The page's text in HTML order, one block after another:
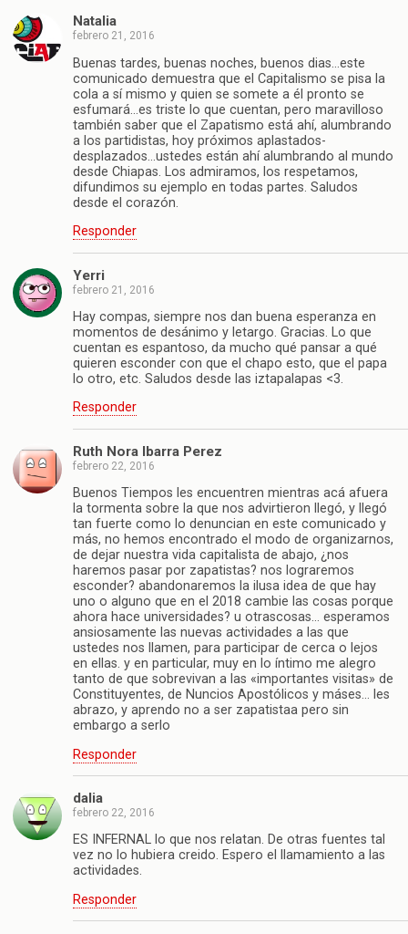
Natalia
febrero 21, 2016
Buenas tardes, buenas noches, buenos dias…este
comunicado demuestra que el Capitalismo se pisa la
cola a sí mismo y quien se somete a él pronto se
esfumará…es triste lo que cuentan, pero maravilloso
también saber que el Zapatismo está ahí, alumbrando
a los partidistas, hoy próximos aplastados-
desplazados…ustedes están ahí alumbrando al mundo
desde Chiapas. Los admiramos, los respetamos,
difundimos su ejemplo en todas partes. Saludos
desde el corazón.
Responder
Yerri
febrero 21, 2016
Hay compas, siempre nos dan buena esperanza en
momentos de desánimo y letargo. Gracias. Lo que
cuentan es espantoso, da mucho qué pansar a qué
quieren esconder con que el chapo esto, que el papa
lo otro, etc. Saludos desde las iztapalapas <3.
Responder
Ruth Nora Ibarra Perez
febrero 22, 2016
Buenos Tiempos les encuentren mientras acá afuera
la tormenta sobre la que nos advirtieron llegó, y llegó
tan fuerte como lo denuncian en este comunicado y
más, no hemos encontrado el modo de organizarnos,
de dejar nuestra vida capitalista de abajo, ¿nos
haremos pasar por zapatistas? nos lograremos
esconder? abandonaremos la ilusa idea de que hay
uno o alguno que en el 2018 cambie las cosas porque
ahora hace universidades? u otrascosas… esperamos
ansiosamente las nuevas actividades a las que
ustedes nos llamen, para participar de cerca o lejos
en ellas. y en particular, muy en lo íntimo me alegro
tanto de que sobrevivan a las «importantes visitas» de
Constituyentes, de Nuncios Apostólicos y máses… les
abrazo, y aprendo no a ser zapatistaa pero sin
embargo a serlo
Responder
dalia
febrero 22, 2016
ES INFERNAL lo que nos relatan. De otras fuentes tal
vez no lo hubiera creido. Espero el llamamiento a las
actividades.
Responder